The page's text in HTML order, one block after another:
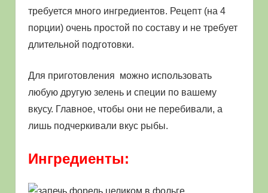
требуется много ингредиентов. Рецепт (на 4
порции) очень простой по составу и не требует
длительной подготовки.
Для приготовления можно использовать
любую другую зелень и специи по вашему
вкусу. Главное, чтобы они не перебивали, а
лишь подчеркивали вкус рыбы.
Ингредиенты: